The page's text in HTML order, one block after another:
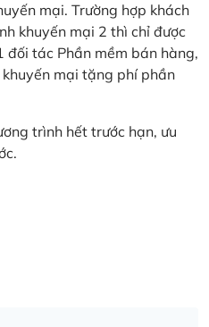
mại. Trường hợp khách
khuyến mại 2 thì chỉ được
đối tác Phần mềm bán hàng,
mại tặng phí phần
trình hết trước hạn, ưu